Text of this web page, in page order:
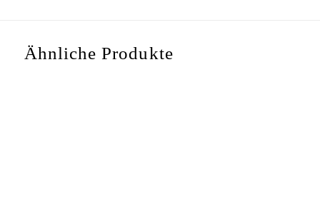
Ähnliche Produkte